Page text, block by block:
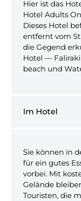
Hier ist das
Hotel Adults
Dieses Hotel
entfernt vom
die Gegend
Hotel —
beach und
Im Hotel
Sie können in
für ein gutes
vorbei. Mit
Gelände
Touristen, die